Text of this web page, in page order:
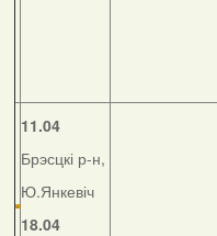
11.04
Брэсцкі р-н,
Ю.Янкевіч
18.04